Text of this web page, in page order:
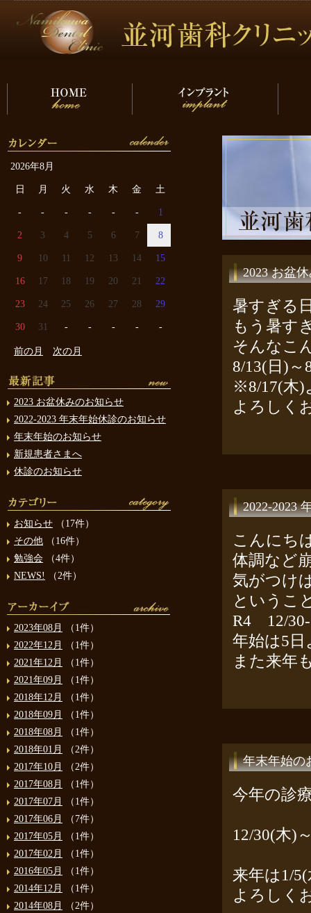
2023 お盆
暑すぎる
もう暑す
そんなこ
8/13(日)
※8/17(木)
よろしく
2022-2023
こんにち
体調など
気がつけ
というこ
R4 12/
年始は5日
また来年
年末年始の
今年の診
12/30(木)
来年は1/
よろしく
2026年8月
日 月 火 水 木 金 土
- - - - - - 1
2 3 4 5 6 7 8
9 10 11 12 13 14 15
16 17 18 19 20 21 22
23 24 25 26 27 28 29
30 31 - - - - -
前の月 次の月
2023 お盆休みのお知らせ
2022-2023 年末年始休診のお知らせ
年末年始のお知らせ
新規患者さまへ
休診のお知らせ
お知らせ （17件）
その他 （16件）
勉強会 （4件）
NEWS!
（2件）
2023年08月
（1件）
2022年12月
（1件）
2021年12月
（1件）
2021年09月
（1件）
2018年12月
（1件）
2018年09月
（1件）
2018年08月
（1件）
2018年01月
（2件）
2017年10月
（2件）
2017年08月
（1件）
2017年07月
（1件）
2017年06月
（7件）
2017年05月
（1件）
2017年02月
（1件）
2016年05月
（1件）
2014年12月
（1件）
2014年08月
（2件）